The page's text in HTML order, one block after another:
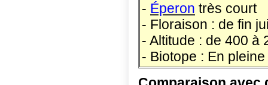
- Éperon très court
- Floraison : de fin
- Altitude : de 400 à
- Biotope : En